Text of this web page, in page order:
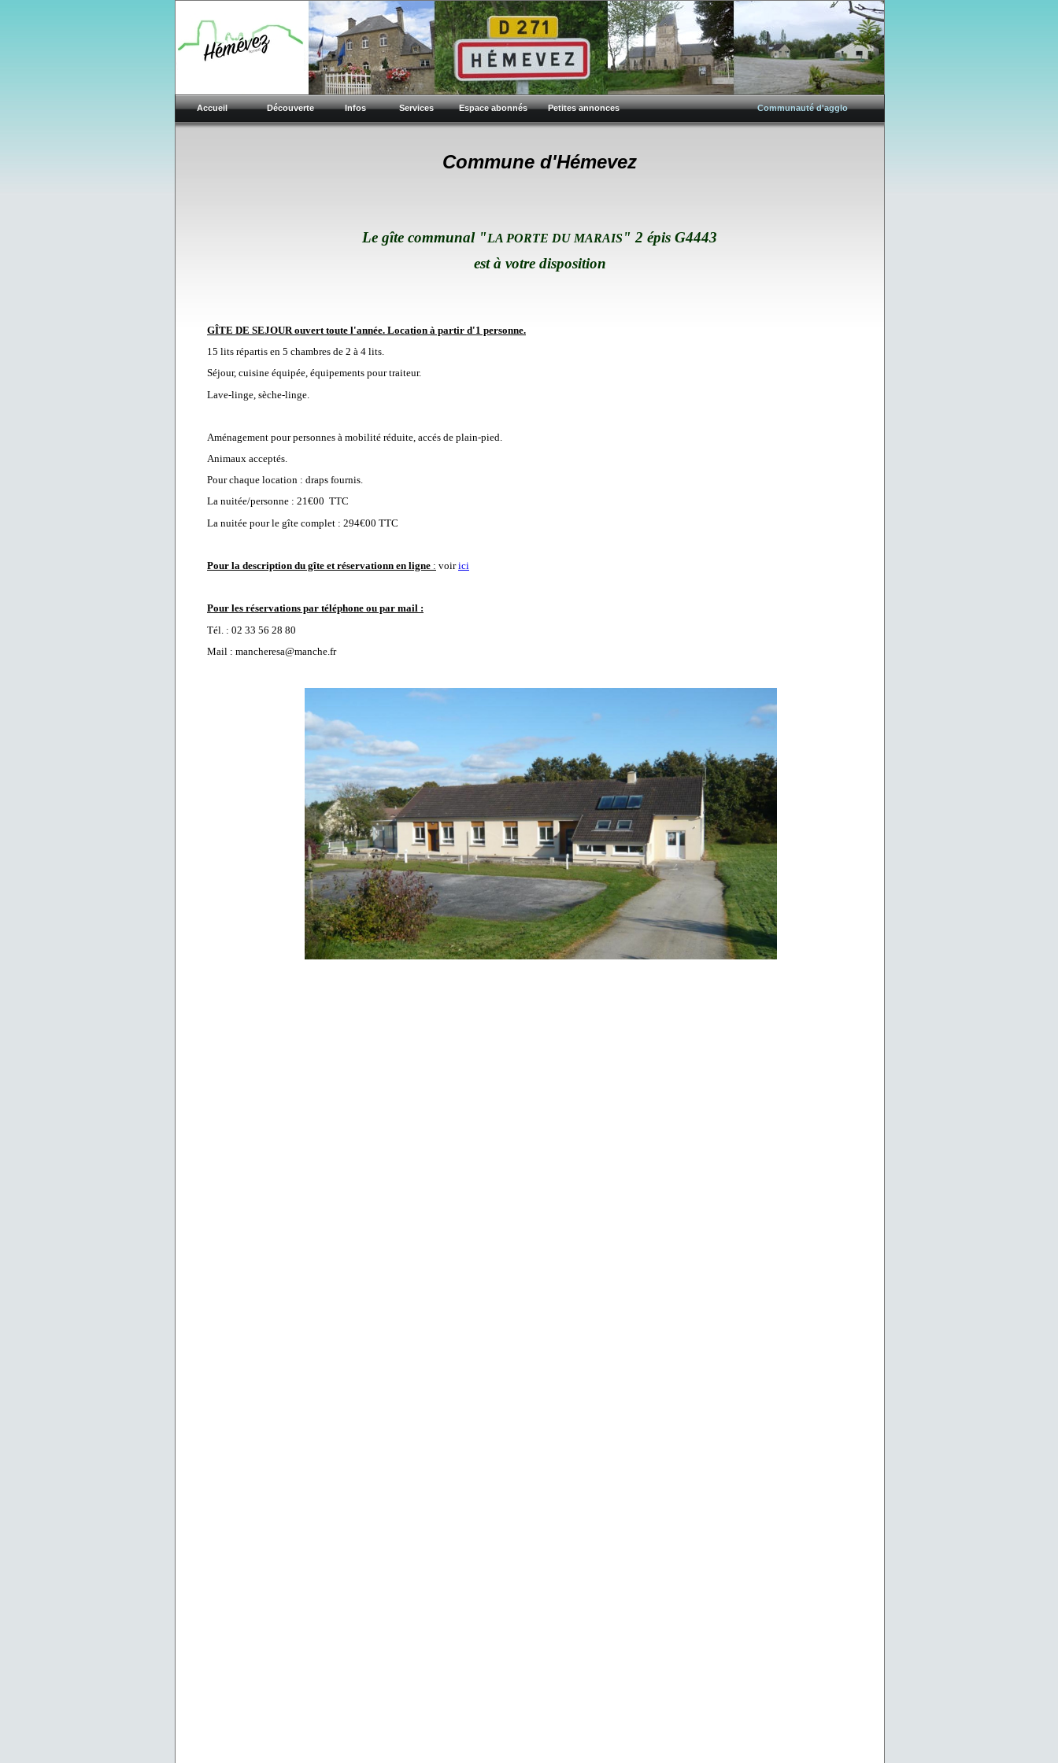
Accueil Découverte Infos Services Espace abonnés Petites annonces Communauté d'agglo
Commune d'Hémevez
Le gîte communal "LA PORTE DU MARAIS" 2 épis G4443
està votre disposition
GÎTE DE SEJOUR ouvert toute l'année. Location à partir d'1 personne.
15 lits répartis en 5 chambres de 2 à 4 lits.
Séjour, cuisine équipée, équipements pour traiteur.
Lave-linge, sèche-linge.
Aménagement pour personnes à mobilité réduite, accés de plain-pied.
Animaux acceptés.
Pour chaque location : draps fournis.
La nuitée/personne : 21€00 TTC
La nuitée pour le gîte complet : 294€00 TTC
Pour la description du gîte et réservationn en ligne : voirici
Pour les réservations par téléphone ou par mail :
Tél. : 02 33 56 28 80
Mail : mancheresa@manche.fr